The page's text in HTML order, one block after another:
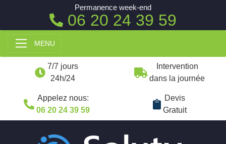
MENU
7/7 jours
24h/24
Intervention
dans la journée
Appelez nous:
06 20 24 39 59
Devis
Gratuit
Permanence week-end
06 20 24 39 59